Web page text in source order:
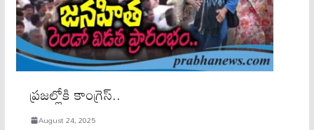
ప్రజల్లోకి కాంగ్రెస్​..
August 24, 2025